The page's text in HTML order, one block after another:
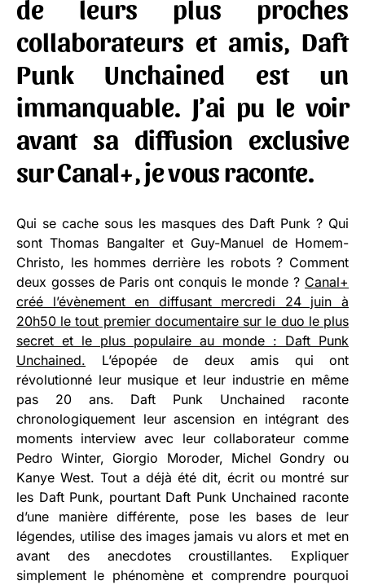
de leurs plus proches
collaborateurs et amis, Daft
Punk Unchained est un
immanquable. J’ai pu le voir
avant sa diffusion exclusive
sur Canal+, je vous raconte.
Qui se cache sous les masques des Daft Punk ? Qui
sont Thomas Bangalter et Guy-Manuel de Homem-
Christo, les hommes derrière les robots ? Comment
deux gosses de Paris ont conquis le monde ? Canal+
créé l’évènement en diffusant mercredi 24 juin à
20h50 le tout premier documentaire sur le duo le plus
secret et le plus populaire au monde : Daft Punk
Unchained. L’épopée de deux amis qui ont
révolutionné leur musique et leur industrie en même
pas 20 ans. Daft Punk Unchained raconte
chronologiquement leur ascension en intégrant des
moments interview avec leur collaborateur comme
Pedro Winter, Giorgio Moroder, Michel Gondry ou
Kanye West. Tout a déjà été dit, écrit ou montré sur
les Daft Punk, pourtant Daft Punk Unchained raconte
d’une manière différente, pose les bases de leur
légendes, utilise des images jamais vu alors et met en
avant des anecdotes croustillantes. Expliquer
simplement le phénomène et comprendre pourquoi